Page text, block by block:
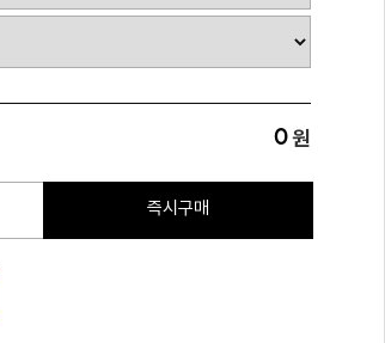
0원
즉시구매